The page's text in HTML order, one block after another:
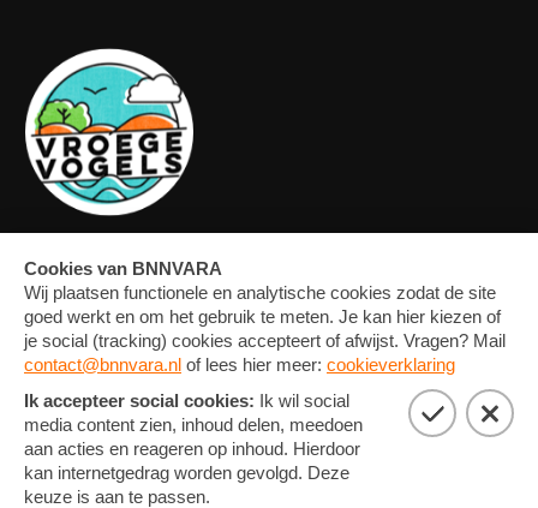
OVERZICHT
MEDIA
FOTO'S
CONTACT
PRIVACY EN COOKIE